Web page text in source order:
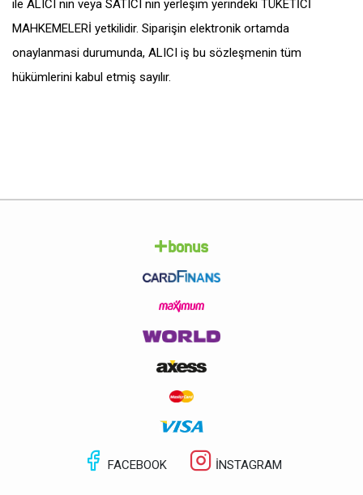
ile ALICI nın veya SATICI nın yerleşim yerindeki TÜKETİCİ
MAHKEMELERİ yetkilidir. Siparişin elektronik ortamda
onaylanmasi durumunda, ALICI iş bu sözleşmenin tüm
hükümlerini kabul etmiş sayılır.
FACEBOOK İNSTAGRAM